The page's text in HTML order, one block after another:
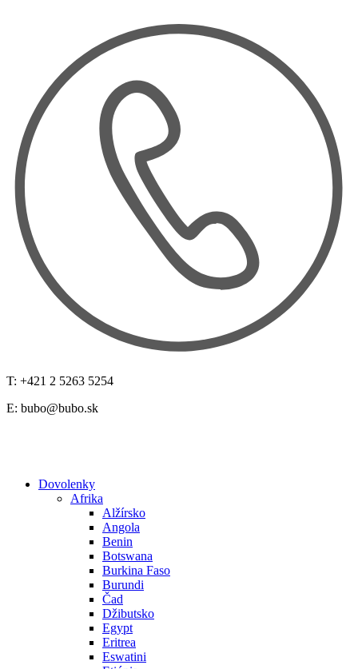
T: +421 2 5263 5254
E: bubo@bubo.sk
Dovolenky
Afrika
Alžírsko
Angola
Benin
Botswana
Burkina Faso
Burundi
Čad
Džibutsko
Egypt
Eritrea
Eswatini